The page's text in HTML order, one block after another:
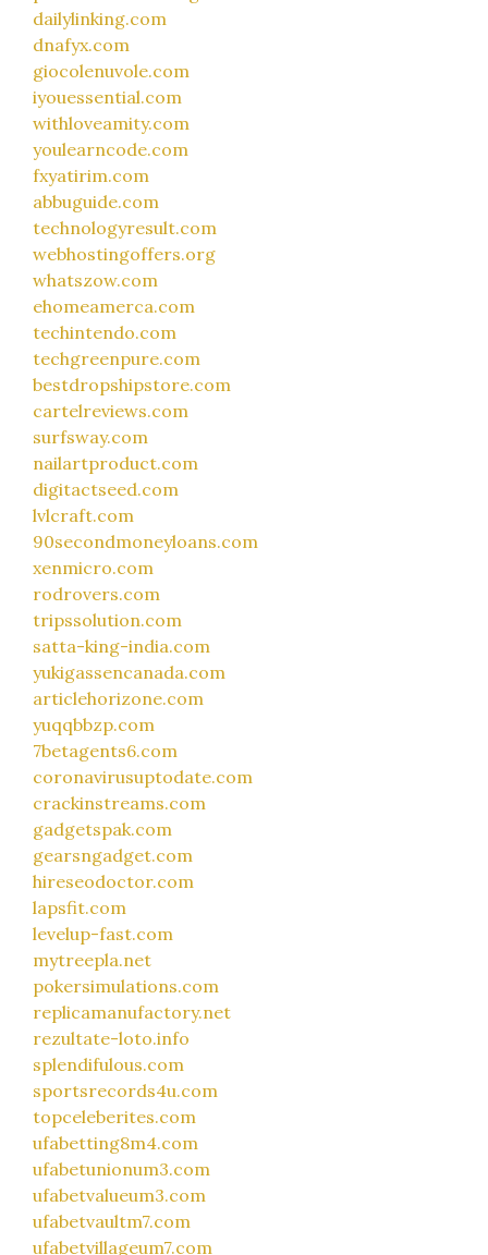
dailylinking.com
dnafyx.com
giocolenuvole.com
iyouessential.com
withloveamity.com
youlearncode.com
fxyatirim.com
abbuguide.com
technologyresult.com
webhostingoffers.org
whatszow.com
ehomeamerca.com
techintendo.com
techgreenpure.com
bestdropshipstore.com
cartelreviews.com
surfsway.com
nailartproduct.com
digitactseed.com
lvlcraft.com
90secondmoneyloans.com
xenmicro.com
rodrovers.com
tripssolution.com
satta-king-india.com
yukigassencanada.com
articlehorizone.com
yuqqbbzp.com
7betagents6.com
coronavirusuptodate.com
crackinstreams.com
gadgetspak.com
gearsngadget.com
hireseodoctor.com
lapsfit.com
levelup-fast.com
mytreepla.net
pokersimulations.com
replicamanufactory.net
rezultate-loto.info
splendifulous.com
sportsrecords4u.com
topceleberites.com
ufabetting8m4.com
ufabetunionum3.com
ufabetvalueum3.com
ufabetvaultm7.com
ufabetvillageum7.com